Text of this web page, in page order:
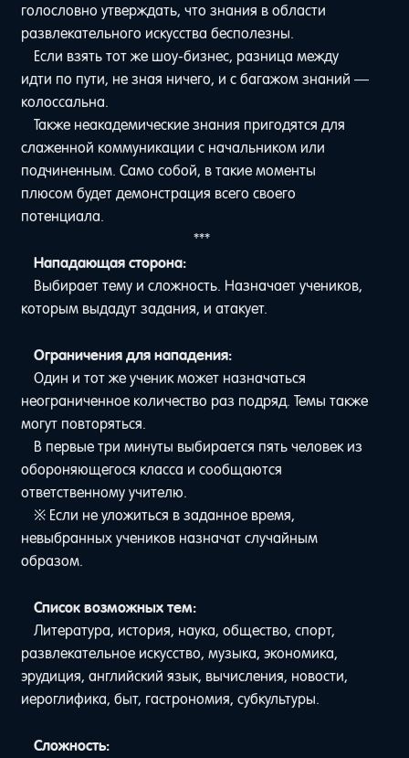
голословно утверждать, что знания в области
развлекательного искусства бесполезны.
Если взять тот же шоу-бизнес, разница между
идти по пути, не зная ничего, и с багажом знаний —
колоссальна.
Также неакадемические знания пригодятся для
слаженной коммуникации с начальником или
подчиненным. Само собой, в такие моменты
плюсом будет демонстрация всего своего
потенциала.
***
Нападающая сторона:
Выбирает тему и сложность. Назначает учеников,
которым выдадут задания, и атакует.
Ограничения для нападения:
Один и тот же ученик может назначаться
неограниченное количество раз подряд. Темы также
могут повторяться.
В первые три минуты выбирается пять человек из
обороняющегося класса и сообщаются
ответственному учителю.
※ Если не уложиться в заданное время,
невыбранных учеников назначат случайным
образом.
Список возможных тем:
Литература, история, наука, общество, спорт,
развлекательное искусство, музыка, экономика,
эрудиция, английский язык, вычисления, новости,
иероглифика, быт, гастрономия, субкультуры.
Сложность: